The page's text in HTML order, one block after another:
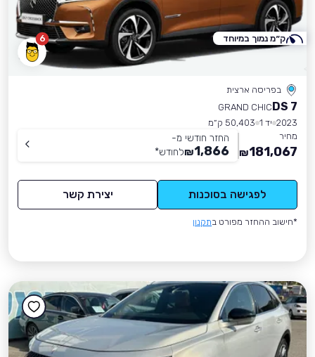
6
בפריסה ארצית
DS 7
GRAND CHIC
2023 יד 1
50,403 ק״מ
מחיר
181,067
₪
החזר חודשי מ-
1,866
₪לחודש*
לפגישה בסוכנות יצירת קשר
*חישוב ההחזר מפורט בתקנון
ק״מ נמוך במיוחד